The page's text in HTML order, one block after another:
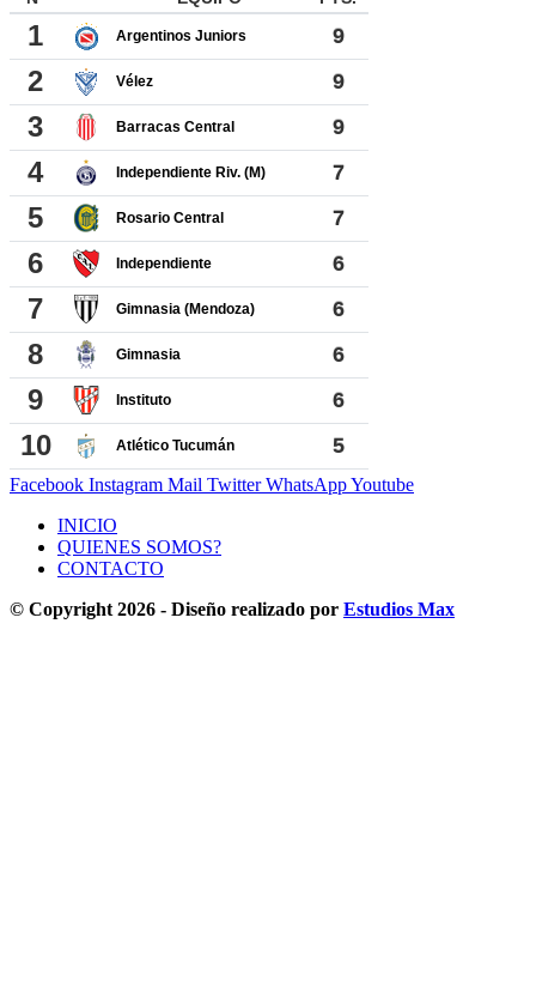
Facebook Instagram Mail Twitter WhatsAppYoutube
INICIO
QUIENES SOMOS?
CONTACTO
© Copyright 2026 - Diseño realizado por Estudios Max